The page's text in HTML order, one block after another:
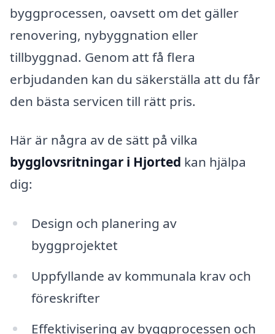
byggprocessen, oavsett om det gäller
renovering, nybyggnation eller
tillbyggnad. Genom att få flera
erbjudanden kan du säkerställa att du får
den bästa servicen till rätt pris.
Här är några av de sätt på vilka
bygglovsritningar i Hjorted kan hjälpa
dig:
Design och planering av
byggprojektet
Uppfyllande av kommunala krav och
föreskrifter
Effektivisering av byggprocessen och